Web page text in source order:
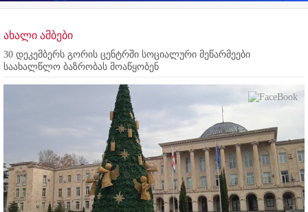
ახალი ამბები
30 დეკემბერს გორის ცენტრში სოციალური მეწარმეები
საახალწლო ბაზრობას მოაწყობენ